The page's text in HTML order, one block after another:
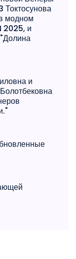
модном
2025, и
и